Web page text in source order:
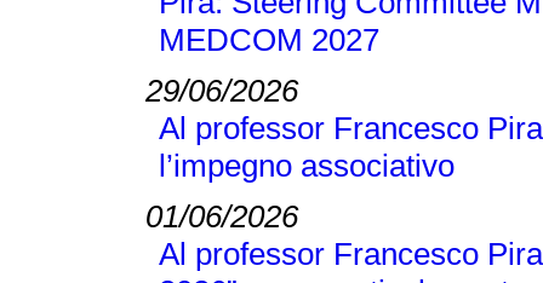
MEDCOM 2027
29/06/2026
Al professor Francesco
l’impegno associativo
01/06/2026
Al professor Francesco